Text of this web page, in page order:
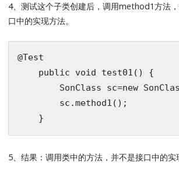
4、测试这个子类创建后，调用method1方法
口中的实现方法。
@Test
public
void test01 ()
{
        SonClass sc=
new
        sc.method1();
5、结果：调用类中的方法，并不是接口中的实